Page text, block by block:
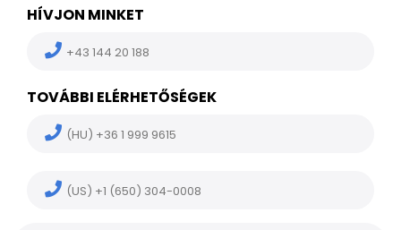
HÍVJON MINKET
+43 144 20 188
TOVÁBBI ELÉRHETŐSÉGEK
(HU) +36 1 999 9615
(US) +1 (650) 304-0008